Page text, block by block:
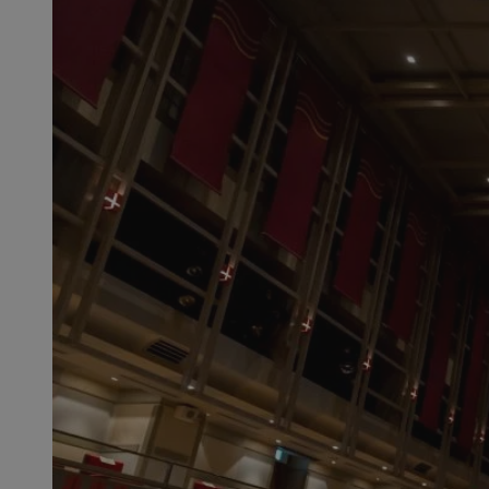
MvSessID
CookieScriptConsent